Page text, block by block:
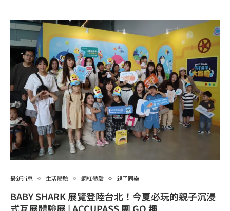
最新消息 生活體驗 網紅體驗 親子同樂
BABY SHARK 展覽登陸台北！今夏必玩的親子沉浸